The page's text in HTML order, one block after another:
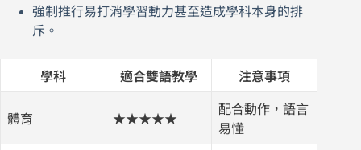
強制推行易打消學習動力甚至造成學科本身的排
斥。
學科 適合雙語教學 注意事項
體育 ★★★★★
配合動作，語言
易懂